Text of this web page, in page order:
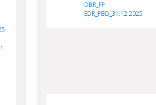
DBR_FP
EDR_PBD_31.12.2025